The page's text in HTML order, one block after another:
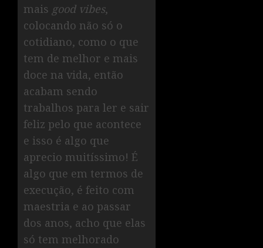
mais good vibes,
colocando não só o
cotidiano, como o que
tem de melhor e mais
doce na vida, então
acabam sendo
trabalhos para ler e sair
feliz pelo que acontece
e isso é algo que
aprecio muitíssimo! É
algo que em termos de
execução, é feito com
maestria e ao passar
dos anos, acho que elas
só tem melhorado